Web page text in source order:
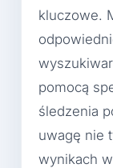
kluczowe.
pomocą
śledzenia
uwagę nie
wynikach